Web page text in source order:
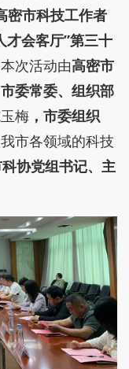
密市科技工作者
才会客厅”第三十
次活动由高密市
市委常委、组织部
梅 ，市委组织
市各领域的科技
协党组书记、主